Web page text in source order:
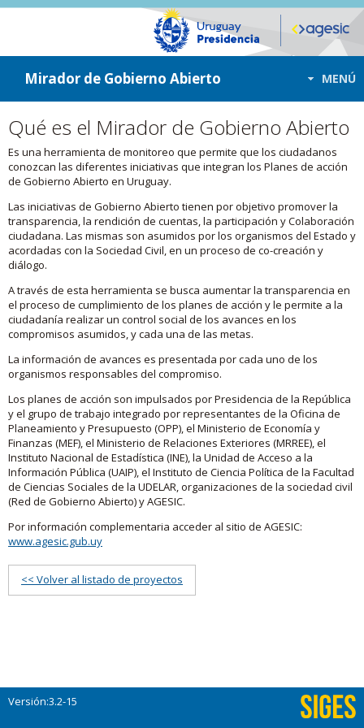
ir a contenido
ir al menú
Mirador de Gobierno Abierto MENÚ
Qué es el Mirador de Gobierno Abierto
Es una herramienta de monitoreo que permite que los ciudadanos
conozcan las diferentes iniciativas que integran los Planes de acción
de Gobierno Abierto en Uruguay.
Las iniciativas de Gobierno Abierto tienen por objetivo promover la
transparencia, la rendición de cuentas, la participación y Colaboración
ciudadana. Las mismas son asumidos por los organismos del Estado y
acordadas con la Sociedad Civil, en un proceso de co-creación y
diálogo.
A través de esta herramienta se busca aumentar la transparencia en
el proceso de cumplimiento de los planes de acción y le permite a la
ciudadanía realizar un control social de los avances en los
compromisos asumidos, y cada una de las metas.
La información de avances es presentada por cada uno de los
organismos responsables del compromiso.
Los planes de acción son impulsados por Presidencia de la República
y el grupo de trabajo integrado por representantes de la Oficina de
Planeamiento y Presupuesto (OPP), el Ministerio de Economía y
Finanzas (MEF), el Ministerio de Relaciones Exteriores (MRREE), el
Instituto Nacional de Estadística (INE), la Unidad de Acceso a la
Información Pública (UAIP), el Instituto de Ciencia Política de la Facultad
de Ciencias Sociales de la UDELAR, organizaciones de la sociedad civil
(Red de Gobierno Abierto) y AGESIC.
Por información complementaria acceder al sitio de AGESIC:
www.agesic.gub.uy
<< Volver al listado de proyectos
Versión:3.2-15